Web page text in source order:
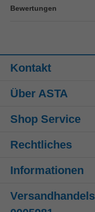
Bewertungen
Kontakt
Über ASTA
Shop Service
Rechtliches
Informationen